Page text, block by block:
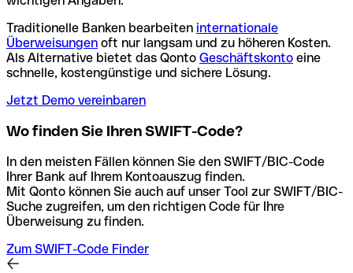
Traditionelle Banken bearbeiten internationale
Überweisungen oft nur langsam und zu höheren Kosten.
Als Alternative bietet das Qonto Geschäftskonto eine
schnelle, kostengünstige und sichere Lösung.
Jetzt Demo vereinbaren
Wo finden Sie Ihren SWIFT-Code?
In den meisten Fällen können Sie den SWIFT/BIC-Code
Ihrer Bank auf Ihrem Kontoauszug finden.
Mit Qonto können Sie auch auf unser Tool zur SWIFT/BIC-
Suche zugreifen, um den richtigen Code für Ihre
Überweisung zu finden.
Zum SWIFT-Code Finder